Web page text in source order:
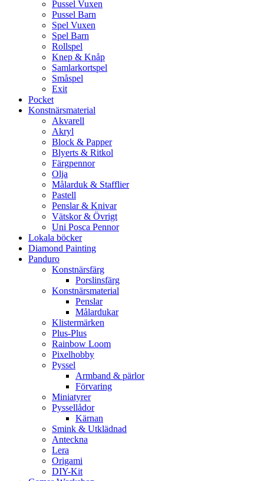
Pussel Vuxen
Pussel Barn
Spel Vuxen
Spel Barn
Rollspel
Knep & Knåp
Samlarkortspel
Småspel
Exit
Pocket
Konstnärsmaterial
Akvarell
Akryl
Block & Papper
Blyerts & Ritkol
Färgpennor
Olja
Målarduk & Stafflier
Pastell
Penslar & Knivar
Vätskor & Övrigt
Uni Posca Pennor
Lokala böcker
Diamond Painting
Panduro
Konstnärsfärg
Porslinsfärg
Konstnärsmaterial
Penslar
Målardukar
Klistermärken
Plus-Plus
Rainbow Loom
Pixelhobby
Pyssel
Armband & pärlor
Förvaring
Miniatyrer
Pyssellådor
Kärnan
Smink & Utklädnad
Anteckna
Lera
Origami
DIY-Kit